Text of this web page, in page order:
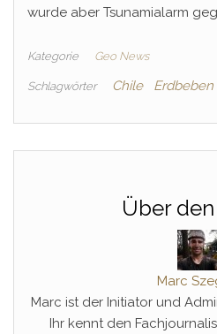
wurde aber Tsunamialarm
Kategorie Geo News
Schlagwörter Chile Erdbeben
Über
Marc
Marc ist der Initiator und
Ihr kennt den